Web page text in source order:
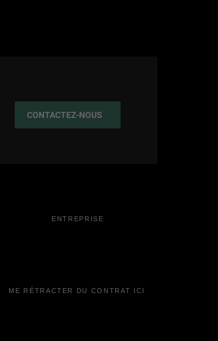
CONTACTEZ-NOUS
ENTREPRISE
ME RÉTRACTER DU CONTRAT ICI